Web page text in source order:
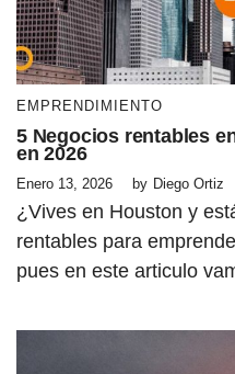
EMPRENDIMIENTO
5 Negocios rentables
en 2026
Enero 13, 2026 by Diego Ortiz
¿Vives en Houston y
rentables para
pues en este articulo